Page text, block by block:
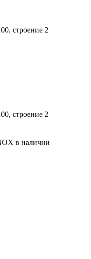
строение 2
строение 2
в наличии